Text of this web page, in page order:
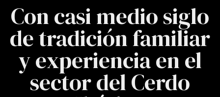
Con casi medio siglo
de tradición familiar
y experiencia en el
sector del Cerdo